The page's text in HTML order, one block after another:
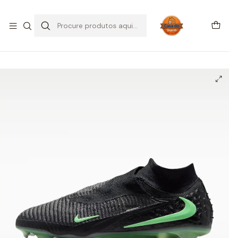
Início CHUTEIRAS
Chuteiras Campo | FG